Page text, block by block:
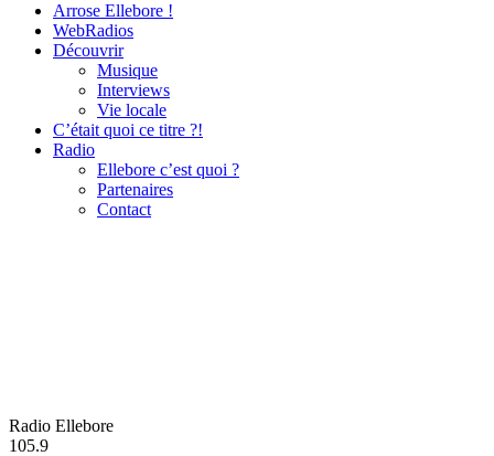
Arrose Ellebore !
WebRadios
Découvrir
Musique
Interviews
Vie locale
C’était quoi ce titre ?!
Radio
Ellebore c’est quoi ?
Partenaires
Contact
Radio Ellebore
105.9